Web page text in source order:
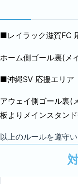
■レイラック滋賀FC
ホーム側ゴール裏(メ
■沖縄SV 応援エリア
アウェイ側ゴール裏(
板よりメインスタンド
以上のルールを遵守